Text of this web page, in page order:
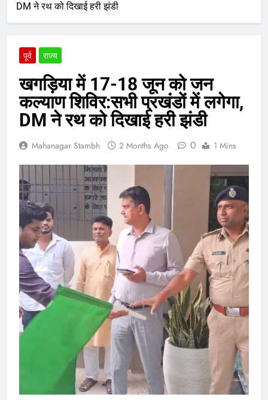
DM ने रथ को दिखाई हरी झंडी
पूर्व राज्य
खगड़िया में 17-18 जून को जन
कल्याण शिविर:सभी प्रखंडों में लगेगा,
DM ने रथ को दिखाई हरी झंडी
Mahanagar Stambh 2 Months Ago 0 1 Mins